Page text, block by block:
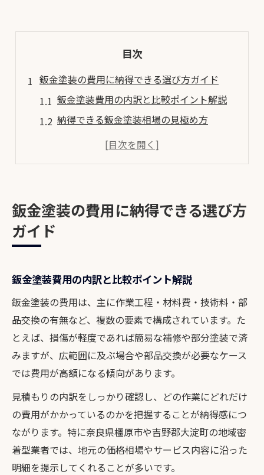
目次
鈑金塗装の費用に納得できる選び方ガイド
鈑金塗装費用の内訳と比較ポイント解説
納得できる鈑金塗装相場の見極め方
鈑金塗装の見積もりを比較するコツ
修理後も安心のフォローアップ体制とは
鈑金塗装後の再発リスクを減らす方法
仕上がり保証で安心できる鈑金塗装選び
相談しやすい鈑金塗装店の特徴まとめ
高額な鈑金塗装費用の理由を徹底解説
鈑金塗装が高額になる理由を徹底解説
見積もりで分かる鈑金塗装費用の内訳
鈑金塗装の技術料や設備費用の実態
部品交換が鈑金塗装費用に与える影響
鈑金塗装費用の妥当性の判断ポイント
再発防止へ地域でできるアフターサポート
鈑金塗装後の再発を防ぐ地域サポート
鈑金塗装の費用に納得できる選び方
ガイド
鈑金塗装費用の内訳と比較ポイント解説
鈑金塗装の費用は、主に作業工程・材料費・技術料・部
品交換の有無など、複数の要素で構成されています。た
とえば、損傷が軽度であれば簡易な補修や部分塗装で済
みますが、広範囲に及ぶ場合や部品交換が必要なケース
では費用が高額になる傾向があります。
見積もりの内訳をしっかり確認し、どの作業にどれだけ
の費用がかかっているのかを把握することが納得感につ
ながります。特に奈良県橿原市や吉野郡大淀町の地域密
着型業者では、地元の価格相場やサービス内容に沿った
明細を提示してくれることが多いです。